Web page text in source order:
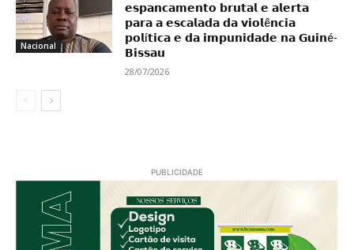
Nacional
𝗲𝘀𝗽𝗮𝗻𝗰𝗮𝗺𝗲𝗻𝘁𝗼 𝗯𝗿𝘂𝘁𝗮𝗹 𝗲 𝗮𝗹𝗲𝗿𝘁𝗮
𝗽𝗮𝗿𝗮 𝗮 𝗲𝘀𝗰𝗮𝗹𝗮𝗱𝗮 𝗱𝗮 𝘃𝗶𝗼𝗹ê𝗻𝗰𝗶𝗮
𝗽𝗼𝗹í𝘁𝗶𝗰𝗮 𝗲 𝗱𝗮 𝗶𝗺𝗽𝘂𝗻𝗶𝗱𝗮𝗱𝗲 𝗻𝗮 𝗚𝘂𝗶𝗻é-
𝗕𝗶𝘀𝘀𝗮𝘂
28/07/2026
PUBLICIDADE